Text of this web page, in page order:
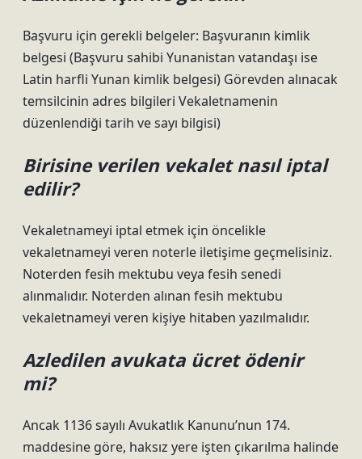
Başvuru için gerekli belgeler: Başvuranın kimlik
belgesi (Başvuru sahibi Yunanistan vatandaşı ise
Latin harfli Yunan kimlik belgesi) Görevden alınacak
temsilcinin adres bilgileri Vekaletnamenin
düzenlendiği tarih ve sayı bilgisi)
Birisine verilen vekalet nasıl iptal
edilir?
Vekaletnameyi iptal etmek için öncelikle
vekaletnameyi veren noterle iletişime geçmelisiniz.
Noterden fesih mektubu veya fesih senedi
alınmalıdır. Noterden alınan fesih mektubu
vekaletnameyi veren kişiye hitaben yazılmalıdır.
Azledilen avukata ücret ödenir
mi?
Ancak 1136 sayılı Avukatlık Kanunu’nun 174.
maddesine göre, haksız yere işten çıkarılma halinde